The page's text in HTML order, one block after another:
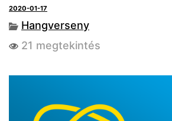
2020-01-17
Hangverseny
21 megtekintés